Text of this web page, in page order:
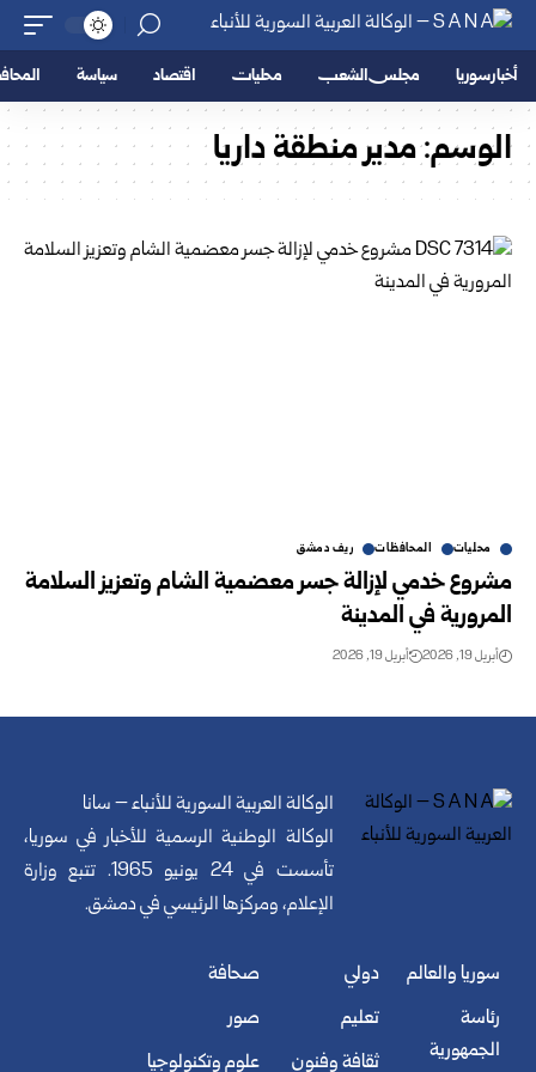
أخبار سوريا مجلس الشعب محليات اقتصاد سياسة
الوسم:مدير منطقة داريا
محليات المحافظات ريف دمشق
مشروع خدمي لإزالة جسر معضمية الشام وتعزيز السلامة
المرورية في المدينة
أبريل 19, 2026 أبريل 19, 2026
الوكالة العربية السورية للأنباء – سانا
الوكالة الوطنية الرسمية للأخبار في سوريا،
تأسست في 24 يونيو 1965. تتبع وزارة
الإعلام، ومركزها الرئيسي في دمشق.
سوريا والعالم
رئاسة
الجمهورية
دولي
تعليم
ثقافة وفنون
صحافة
صور
علوم وتكنولوجيا